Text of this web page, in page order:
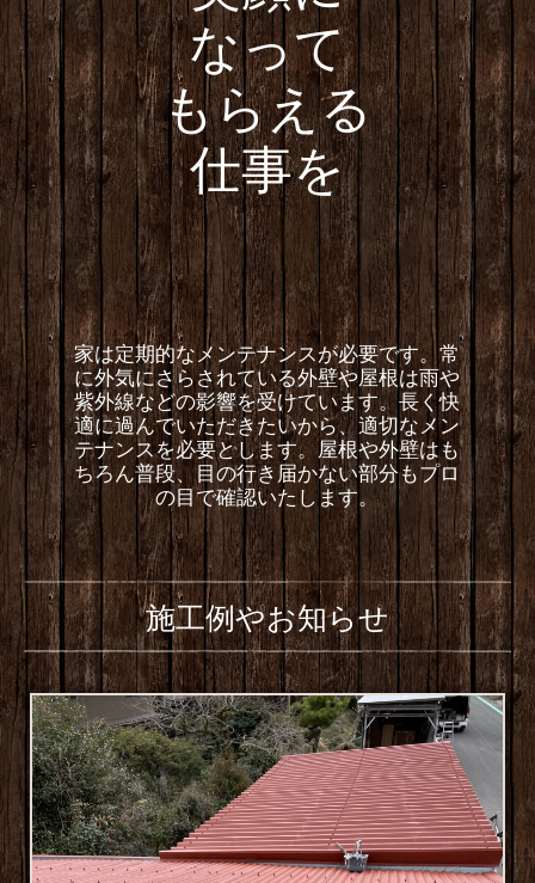
なって
もらえる
仕事を
家は定期的なメンテナンスが必要です。常
に外気にさらされている外壁や屋根は雨や
紫外線などの影響を受けています。長く快
適に過んでいただきたいから、適切なメン
テナンスを必要とします。屋根や外壁はも
ちろん普段、目の行き届かない部分もプロ
の目で確認いたします。
施工例やお知らせ